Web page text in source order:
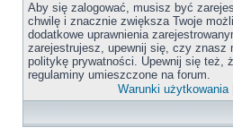
Aby się zalogować, musisz być
chwilę i znacznie zwiększa Twoje
dodatkowe uprawnienia
zarejestrujesz, upewnij się, czy znasz
politykę prywatności. Upewnij się też,
regulaminy umieszczone na forum.
Warunki użytkowania|